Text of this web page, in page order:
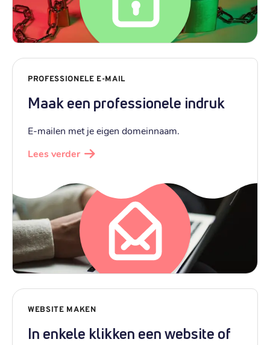
PROFESSIONELE E-MAIL
Maak een professionele indruk
E-mailen met je eigen domeinnaam.
Lees verder
WEBSITE MAKEN
In enkele klikken een website of